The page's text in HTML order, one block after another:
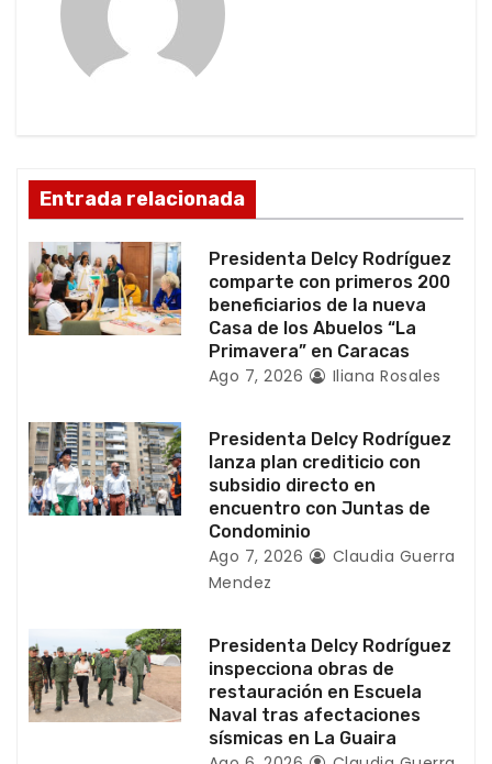
n
d
e
e
t
r
a
s
Entrada relacionada
Presidenta Delcy Rodríguez
comparte con primeros 200
beneficiarios de la nueva
Casa de los Abuelos “La
Primavera” en Caracas
Ago 7, 2026 Iliana Rosales
Presidenta Delcy Rodríguez
lanza plan crediticio con
subsidio directo en
encuentro con Juntas de
Condominio
Ago 7, 2026
Claudia Guerra
Mendez
Presidenta Delcy Rodríguez
inspecciona obras de
restauración en Escuela
Naval tras afectaciones
sísmicas en La Guaira